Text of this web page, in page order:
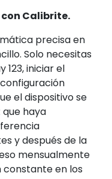
Calibrite.
precisa en
Solo necesitas
123, iniciar el
el dispositivo se
haya
y después de la
mensualmente
en los